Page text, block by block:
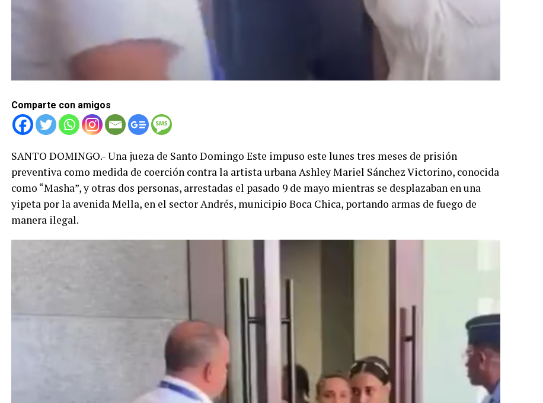
Comparte con amigos
SANTO DOMINGO.- Una jueza de Santo Domingo Este impuso este lunes tres meses de prisión
preventiva como medida de coerción contra la artista urbana Ashley Mariel Sánchez Victorino, conocida
como “Masha”, y otras dos personas, arrestadas el pasado 9 de mayo mientras se desplazaban en una
yipeta por la avenida Mella, en el sector Andrés, municipio Boca Chica, portando armas de fuego de
manera ilegal.